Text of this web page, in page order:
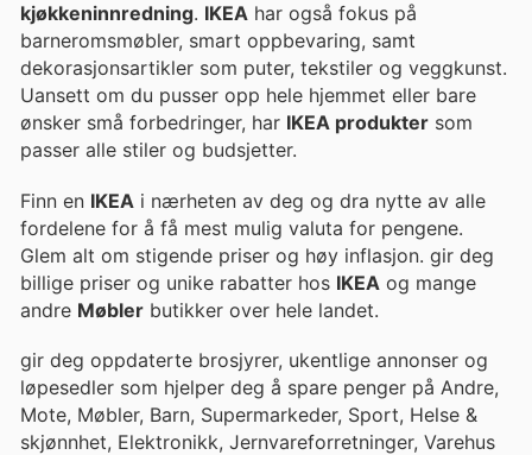
kjøkkeninnredning. IKEA har også fokus på
barneromsmøbler, smart oppbevaring, samt
dekorasjonsartikler som puter, tekstiler og veggkunst.
Uansett om du pusser opp hele hjemmet eller bare
ønsker små forbedringer, har IKEA produkter som
passer alle stiler og budsjetter.
Finn en IKEA i nærheten av deg og dra nytte av alle
fordelene for å få mest mulig valuta for pengene.
Glem alt om stigende priser og høy inflasjon. gir deg
billige priser og unike rabatter hos IKEA og mange
andre Møbler butikker over hele landet.
gir deg oppdaterte brosjyrer, ukentlige annonser og
løpesedler som hjelper deg å spare penger på Andre,
Mote, Møbler, Barn, Supermarkeder, Sport, Helse &
skjønnhet, Elektronikk, Jernvareforretninger, Varehus